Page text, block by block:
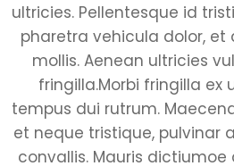
ultricies. Pellentesque id
pharetra vehicula dolor,
mollis. Aenean ultricies
fringilla.Morbi fringilla ex
tempus dui rutrum.
et neque tristique, pulvinar
convallis. Mauris